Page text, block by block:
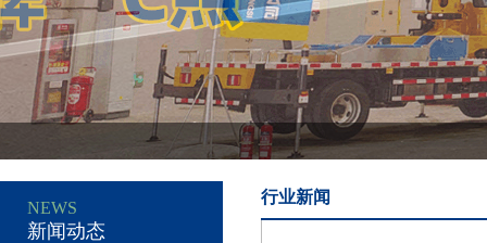
NEWS
新闻动态
行业新闻